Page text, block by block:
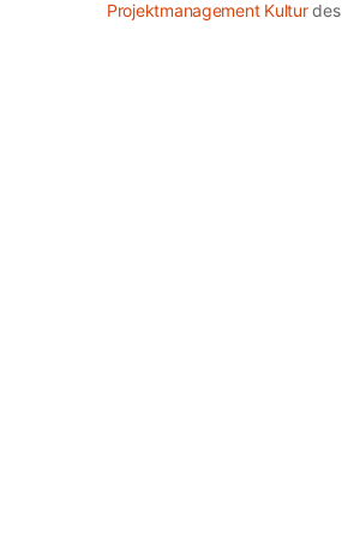
Projektmanagement Kulturdes